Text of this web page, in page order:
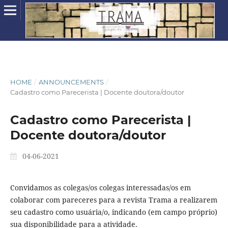
HOME / ANNOUNCEMENTS /
Cadastro como Parecerista | Docente doutora/doutor
Cadastro como Parecerista |
Docente doutora/doutor
04-06-2021
Convidamos as colegas/os colegas interessadas/os em
colaborar com pareceres para a revista Trama a realizarem
seu cadastro como usuária/o, indicando (em campo próprio)
sua disponibilidade para a atividade.